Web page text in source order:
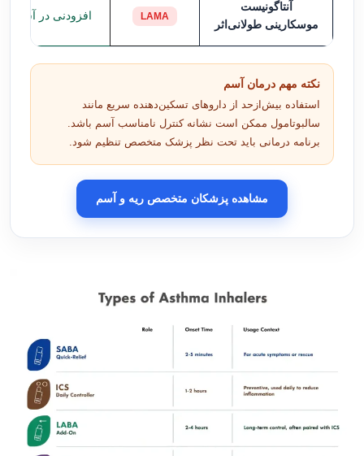
آنتاگونیست
موسکارینی طولانی‌اثر
LAMA افزودنی در آسم
نکته مهم درمان آسم
استفاده بیش‌ازحد از داروهای تسکین‌دهنده سریع مانند
سالبوتامول ممکن است نشانه کنترل نامناسب آسم باشد.
برنامه درمانی باید تحت نظر پزشک متخصص تنظیم شود.
مشاهده پزشکان متخصص ریه و آسم